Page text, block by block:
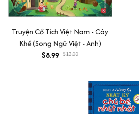
Truyện Cổ Tích Việt Nam - Cây
Khế (Song Ngữ Việt - Anh)
$8.99 $13.00